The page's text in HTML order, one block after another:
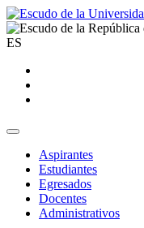
ES
Aspirantes
Estudiantes
Egresados
Docentes
Administrativos